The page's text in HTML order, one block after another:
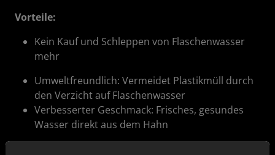
Vorteile:
Kein Kauf und Schleppen von Flaschenwasser
mehr
Umweltfreundlich: Vermeidet Plastikmüll durch
den Verzicht auf Flaschenwasser
Verbesserter Geschmack: Frisches, gesundes
Wasser direkt aus dem Hahn